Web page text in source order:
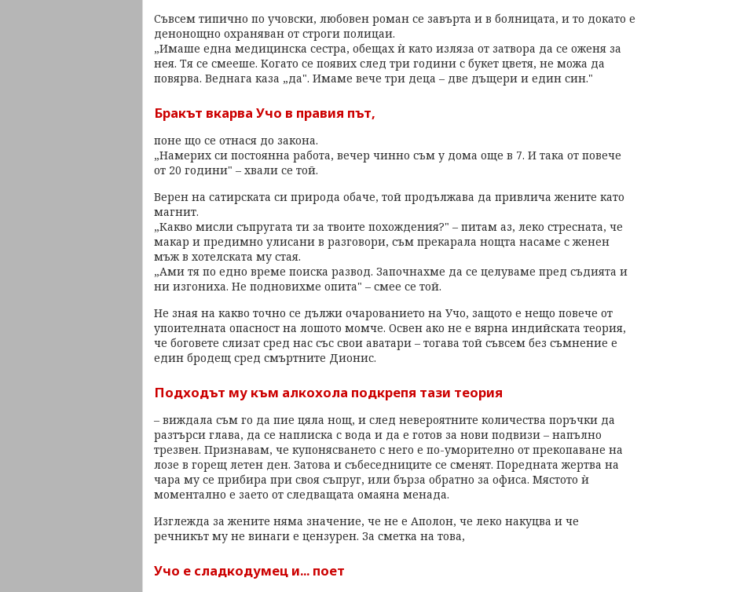
Съвсем типично по учовски, любовен роман се завърта и в болницата, и то докато е
денонощно охраняван от строги полицаи.
„Имаше една медицинска сестра, обещах ѝ като изляза от затвора да се оженя за
нея. Тя се смееше. Когато се появих след три години с букет цветя, не можа да
повярва. Веднага каза „да". Имаме вече три деца – две дъщери и един син."
Бракът вкарва Учо в правия път,
поне що се отнася до закона.
„Намерих си постоянна работа, вечер чинно съм у дома още в 7. И така от повече
от 20 години" – хвали се той.
Верен на сатирската си природа обаче, той продължава да привлича жените като
магнит.
„Какво мисли съпругата ти за твоите похождения?" – питам аз, леко стресната, че
макар и предимно улисани в разговори, съм прекарала нощта насаме с женен
мъж в хотелската му стая.
„Ами тя по едно време поиска развод. Започнахме да се целуваме пред съдията и
ни изгониха. Не подновихме опита" – смее се той.
Не зная на какво точно се дължи очарованието на Учо, защото е нещо повече от
упоителната опасност на лошото момче. Освен ако не е вярна индийската теория,
че боговете слизат сред нас със свои аватари – тогава той съвсем без съмнение е
един бродещ сред смъртните Дионис.
Подходът му към алкохола подкрепя тази теория
– виждала съм го да пие цяла нощ, и след невероятните количества поръчки да
разтърси глава, да се наплиска с вода и да е готов за нови подвизи – напълно
трезвен. Признавам, че купонясването с него е по-уморително от прекопаване на
лозе в горещ летен ден. Затова и събеседниците се сменят. Поредната жертва на
чара му се прибира при своя съпруг, или бърза обратно за офиса. Мястото ѝ
моментално е заето от следващата омаяна менада.
Изглежда за жените няма значение, че не е Аполон, че леко накуцва и че
речникът му не винаги е цензурен. За сметка на това,
Учо е сладкодумец и... поет